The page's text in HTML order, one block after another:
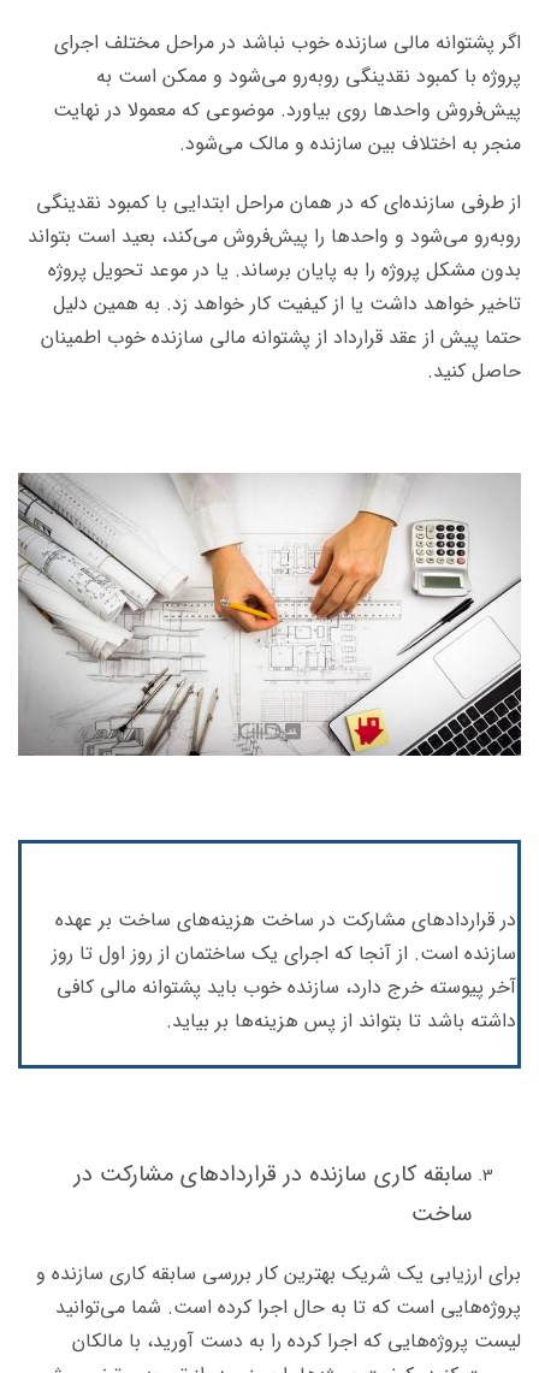
اگر پشتوانه مالی سازنده خوب نباشد در مراحل مختلف اجرای
پروژه با کمبود نقدینگی رو‌به‌رو می‌شود و ممکن است به
پیش‌فروش واحدها روی بیاورد. موضوعی که معمولا در نهایت
منجر به اختلاف بین سازنده و مالک می‌شود.
از طرفی سازنده‌ای که در همان مراحل ابتدایی با کمبود نقدینگی
رو‌به‌رو می‌شود و واحدها را پیش‌فروش می‌کند، بعید است بتواند
بدون مشکل پروژه را به پایان برساند. یا در موعد تحویل پروژه
تاخیر خواهد داشت یا از کیفیت کار خواهد زد. به همین دلیل
حتما پیش از عقد قرارداد از پشتوانه‌ مالی سازنده خوب اطمینان
حاصل کنید.
در قراردادهای مشارکت در ساخت هزینه‌های ساخت بر عهده‌
سازنده است. از آنجا که اجرای یک ساختمان از روز اول تا روز
آخر پیوسته خرج دارد، سازنده خوب باید پشتوانه مالی کافی
داشته باشد تا بتواند از پس هزینه‌ها بر بیاید.
سابقه‌ کاری سازنده در قراردادهای مشارکت در
ساخت
برای ارزیابی یک شریک بهترین کار بررسی سابقه‌ کاری سازنده و
پروژه‌هایی است که تا به حال اجرا کرده است. شما می‌توانید
لیست پروژه‌هایی که اجرا کرده را به دست آورید، با مالکان